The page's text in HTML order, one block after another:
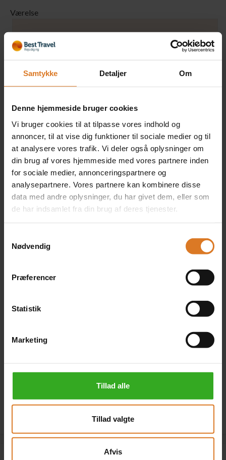
Samtykke Detaljer Om
Denne hjemmeside bruger cookies
Vi bruger cookies til at tilpasse vores indhold og
annoncer, til at vise dig funktioner til sociale medier og til
at analysere vores trafik. Vi deler også oplysninger om
din brug af vores hjemmeside med vores partnere inden
for sociale medier, annonceringspartnere og
analysepartnere. Vores partnere kan kombinere disse
data med andre oplysninger, du har givet dem, eller som
de har indsamlet fra din brug af deres tjenester.
Nødvendig
Præferencer
Statistik
Marketing
Tillad alle
Tillad valgte
Afvis
Værelse
1 x Dobbeltværelse
Læs mere »
1 x Dobbeltværelse med
søudsigt
+DKK 800 pr. person
(Kun på forespørgsel)
Læs mere »
2 x Eneværelse
(Kun på forespørgsel)
2 x Eneværelse med
(Kun på forespørgsel)
Klik her for at kombinere forskellige værelsestyper »